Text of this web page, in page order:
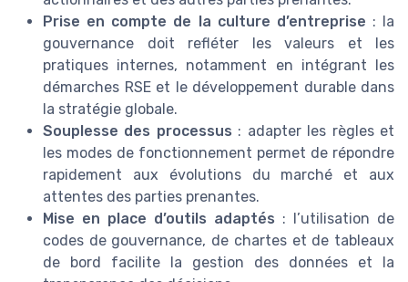
Prise en compte de la culture d’entreprise : la
gouvernance doit refléter les valeurs et les
pratiques internes, notamment en intégrant les
démarches RSE et le développement durable dans
la stratégie globale.
Souplesse des processus : adapter les règles et
les modes de fonctionnement permet de répondre
rapidement aux évolutions du marché et aux
attentes des parties prenantes.
Mise en place d’outils adaptés : l’utilisation de
codes de gouvernance, de chartes et de tableaux
de bord facilite la gestion des données et la